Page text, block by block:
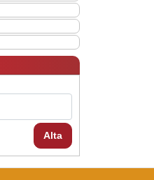
Alta